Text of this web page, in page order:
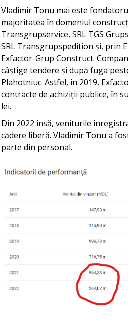
Vladimir Tonu mai este
majoritatea în domeniul
Transgrupservice, SRL TGS
SRL Transgrupspedition și, prin
Exfactor-Grup Construct.
câștige tendere și după fuga
Plahotniuc. Astfel, în 2019,
contracte de achiziții publice, în
lei.
Din 2022 însă, veniturile
cădere liberă. Vladimir Tonu a
parte din personal.